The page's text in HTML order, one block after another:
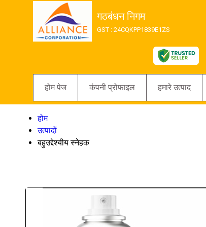
गठबंधन निगम
GST : 24CQKPP1839E1ZS
होम पेज कंपनी प्रोफाइल हमारे उत्पाद
होम
उत्पादों
बहुउद्देश्यीय स्नेहक